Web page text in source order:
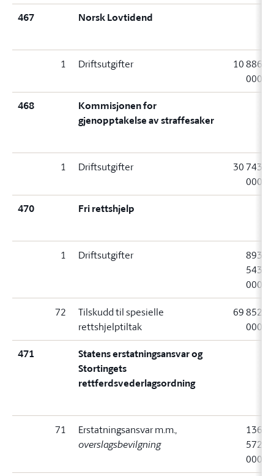
467 Norsk Lovtidend
1 Driftsutgifter
10 886
000
468
Kommisjonen for
gjenopptakelse av straffesaker
1 Driftsutgifter
30 743
000
470 Fri rettshjelp
1 Driftsutgifter
893
543
000
72
Tilskudd til spesielle
rettshjelptiltak
69 852
000
471
Statens erstatningsansvar og
Stortingets
rettferdsvederlagsordning
71 Erstatningsansvar m.m.,
overslagsbevilgning
136
572
000